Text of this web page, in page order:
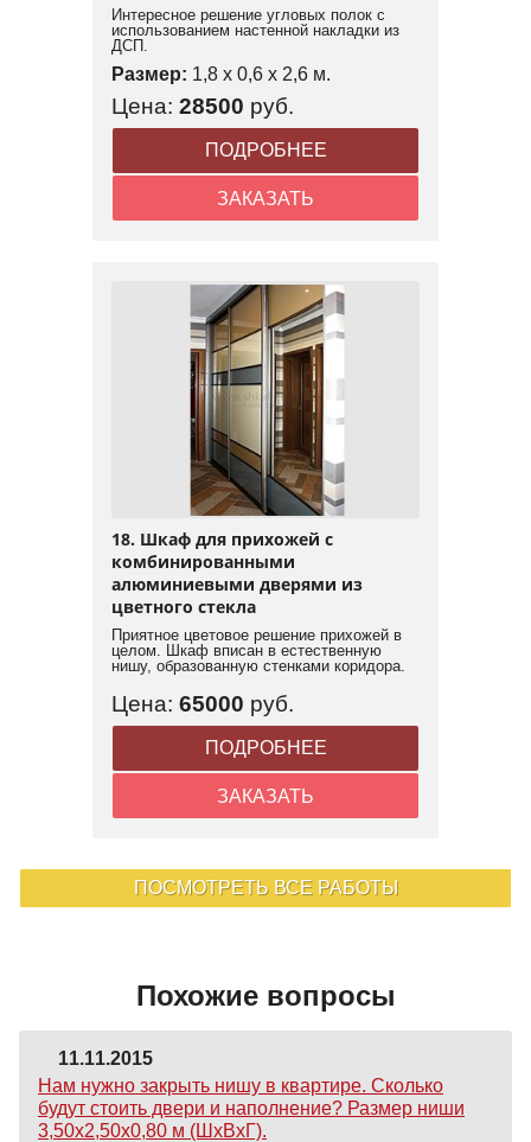
Интересное решение угловых полок с
использованием настенной накладки из
ДСП.
Размер: 1,8 x 0,6 x 2,6 м.
Цена: 28500 руб.
ПОДРОБНЕЕ
ЗАКАЗАТЬ
18. Шкаф для прихожей с
комбинированными
алюминиевыми дверями из
цветного стекла
Приятное цветовое решение прихожей в
целом. Шкаф вписан в естественную
нишу, образованную стенками коридора.
Цена: 65000 руб.
ПОДРОБНЕЕ
ЗАКАЗАТЬ
ПОСМОТРЕТЬ ВСЕ РАБОТЫ
Похожие вопросы
11.11.2015
Нам нужно закрыть нишу в квартире. Сколько
будут стоить двери и наполнение? Размер ниши
3,50х2,50х0,80 м (ШхВхГ).